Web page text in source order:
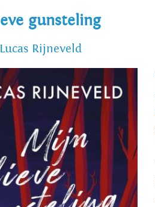
gunsteling
Lucas Rijneveld